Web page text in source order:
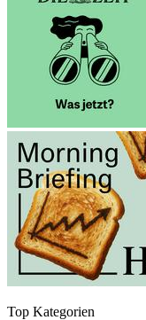
Top Kategorien